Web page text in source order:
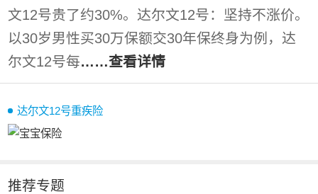
文12号贵了约30%。达尔文12号：坚持不涨价。
以30岁男性买30万保额交30年保终身为例，达
尔文12号每……查看详情
达尔文12号重疾险
推荐专题